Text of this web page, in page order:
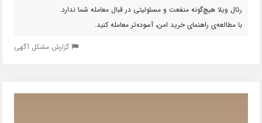
رئال ویلا هیچ‌گونه منفعت و مسئولیتی در قبال معامله شما ندارد.
با مطالعه‌ی راهنمای خرید امن، آسوده‌تر معامله کنید.
گزارش مشکل آگهی